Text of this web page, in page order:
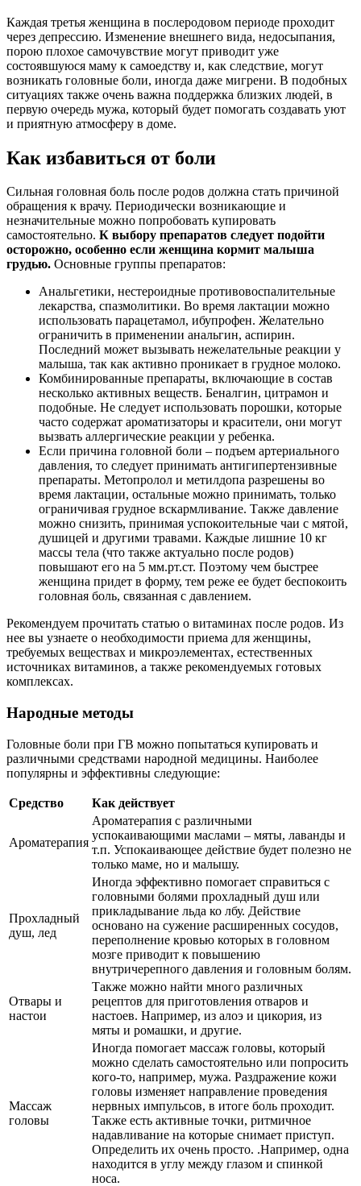
Каждая третья женщина в послеродовом периоде проходит
через депрессию. Изменение внешнего вида, недосыпания,
порою плохое самочувствие могут приводит уже
состоявшуюся маму к самоедству и, как следствие, могут
возникать головные боли, иногда даже мигрени. В подобных
ситуациях также очень важна поддержка близких людей, в
первую очередь мужа, который будет помогать создавать уют
и приятную атмосферу в доме.
Как избавиться от боли
Сильная головная боль после родов должна стать причиной
обращения к врачу. Периодически возникающие и
незначительные можно попробовать купировать
самостоятельно. К выбору препаратов следует подойти
осторожно, особенно если женщина кормит малыша
грудью. Основные группы препаратов:
Анальгетики, нестероидные противовоспалительные
лекарства, спазмолитики. Во время лактации можно
использовать парацетамол, ибупрофен. Желательно
ограничить в применении анальгин, аспирин.
Последний может вызывать нежелательные реакции у
малыша, так как активно проникает в грудное молоко.
Комбинированные препараты, включающие в состав
несколько активных веществ. Беналгин, цитрамон и
подобные. Не следует использовать порошки, которые
часто содержат ароматизаторы и красители, они могут
вызвать аллергические реакции у ребенка.
Если причина головной боли – подъем артериального
давления, то следует принимать антигипертензивные
препараты. Метопролол и метилдопа разрешены во
время лактации, остальные можно принимать, только
ограничивая грудное вскармливание. Также давление
можно снизить, принимая успокоительные чаи с мятой,
душицей и другими травами. Каждые лишние 10 кг
массы тела (что также актуально после родов)
повышают его на 5 мм.рт.ст. Поэтому чем быстрее
женщина придет в форму, тем реже ее будет беспокоить
головная боль, связанная с давлением.
Рекомендуем прочитать статью о витаминах после родов. Из
нее вы узнаете о необходимости приема для женщины,
требуемых веществах и микроэлементах, естественных
источниках витаминов, а также рекомендуемых готовых
комплексах.
Народные методы
Головные боли при ГВ можно попытаться купировать и
различными средствами народной медицины. Наиболее
популярны и эффективны следующие:
Средство Как действует
Ароматерапия
Ароматерапия с различными
успокаивающими маслами – мяты, лаванды и
т.п. Успокаивающее действие будет полезно не
только маме, но и малышу.
Прохладный
душ, лед
Иногда эффективно помогает справиться с
головными болями прохладный душ или
прикладывание льда ко лбу. Действие
основано на сужение расширенных сосудов,
переполнение кровью которых в головном
мозге приводит к повышению
внутричерепного давления и головным болям.
Отвары и
настои
Также можно найти много различных
рецептов для приготовления отваров и
настоев. Например, из алоэ и цикория, из
мяты и ромашки, и другие.
Массаж
головы
Иногда помогает массаж головы, который
можно сделать самостоятельно или попросить
кого-то, например, мужа. Раздражение кожи
головы изменяет направление проведения
нервных импульсов, в итоге боль проходит.
Также есть активные точки, ритмичное
надавливание на которые снимает приступ.
Определить их очень просто. .Например, одна
находится в углу между глазом и спинкой
носа.